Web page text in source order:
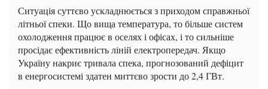
Ситуація суттєво ускладнюється з приходом справжньої
літньої спеки. Що вища температура, то більше систем
охолодження працює в оселях і офісах, і то сильніше
просідає ефективність ліній електропередач. Якщо
Україну накриє тривала спека, прогнозований дефіцит
в енергосистемі здатен миттєво зрости до 2,4 ГВт.